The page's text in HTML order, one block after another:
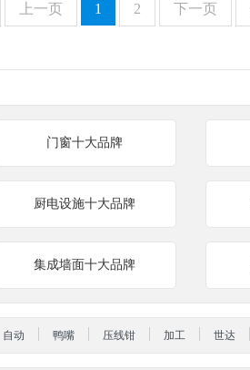
上一页 1 2 下一页
门窗十大品牌
厨电设施十大品牌
集成墙面十大品牌
自动 鸭嘴 压线钳 加工 世达